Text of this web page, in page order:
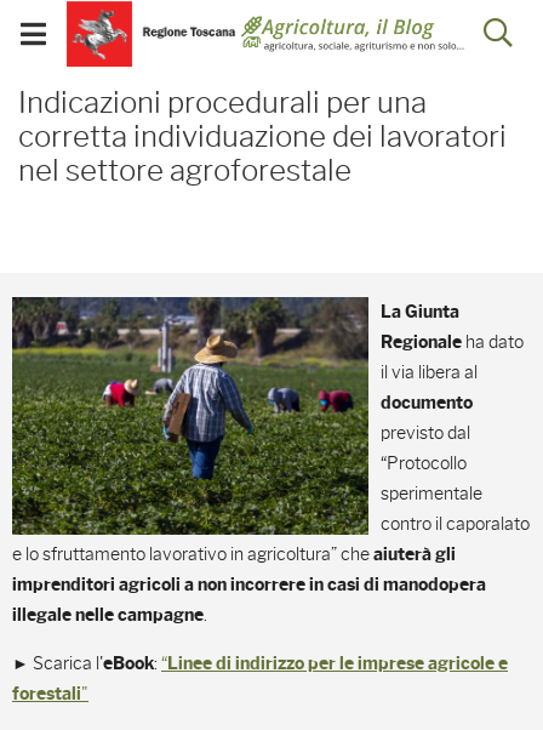
Skip to Main Content
Visualizza/chiudi
menu
mobile
Indicazioni procedurali
Indicazioni procedurali per una
corretta individuazione dei lavoratori
nel settore agroforestale
La Giunta
Regionale ha dato
il via libera al
documento
previsto dal
“Protocollo
sperimentale
contro il caporalato
e lo sfruttamento lavorativo in agricoltura” cheaiuterà gli
imprenditori agricoli a non incorrere in casi di manodopera
illegale nelle campagne.
► Scarica l'eBook: “Linee di indirizzo per le imprese agricole e
forestali"